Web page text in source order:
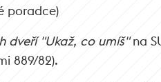
poradce)
dveří "Ukaž, co umíš"na
889/82).